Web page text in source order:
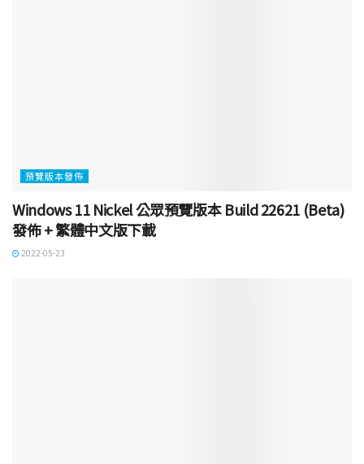
預覽版本發佈
Windows 11 Nickel 公眾預覽版本 Build 22621 (Beta)
發佈 + 繁體中文版下載
2022-05-23